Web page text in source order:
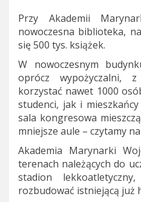
Przy Akademii
nowoczesna biblioteka,
się 500 tys. książek.
W nowoczesnym
oprócz wypożyczalni,
korzystać nawet 1000
studenci, jak i
sala kongresowa
mniejsze aule – czytamy
Akademia Marynarki
terenach należących do
stadion
rozbudować istniejącą już